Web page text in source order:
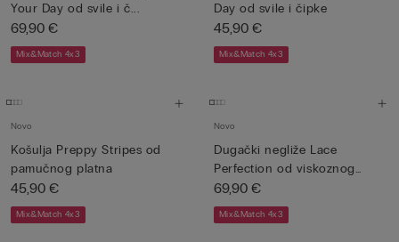
Your Day od svile i č...
69,90 €
Mix&Match 4x3
Day od svile i čipke
45,90 €
Mix&Match 4x3
Novo
Košulja Preppy Stripes od
pamučnog platna
45,90 €
Mix&Match 4x3
Novo
Dugački negliže Lace
Perfection od viskoznog
saten...
69,90 €
Mix&Match 4x3